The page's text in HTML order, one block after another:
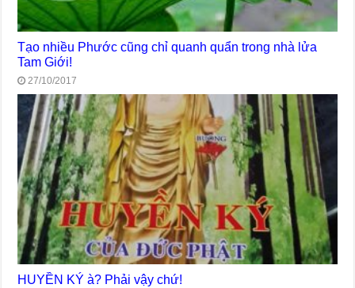
Tạo nhiều Phước cũng chỉ quanh quẩn trong nhà lửa
Tam Giới!
27/10/2017
HUYỀN KÝ à? Phải vậy chứ!